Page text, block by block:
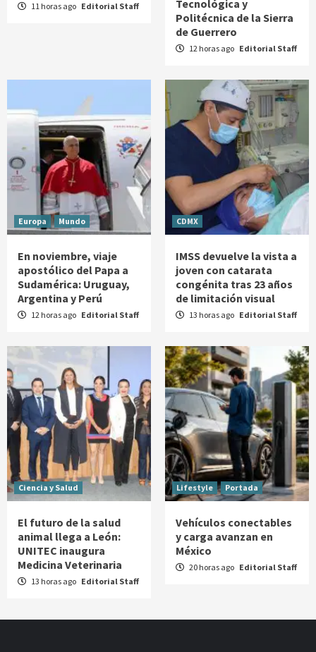
11 horas ago Editorial Staff
Tecnológica y
Politécnica de la Sierra
de Guerrero
12 horas ago Editorial Staff
Europa Mundo
En noviembre, viaje
apostólico del Papa a
Sudamérica: Uruguay,
Argentina y Perú
12 horas ago Editorial Staff
CDMX
IMSS devuelve la vista a
joven con catarata
congénita tras 23 años
de limitación visual
13 horas ago Editorial Staff
Ciencia y Salud
El futuro de la salud
animal llega a León:
UNITEC inaugura
Medicina Veterinaria
13 horas ago Editorial Staff
Lifestyle Portada
Vehículos conectables
y carga avanzan en
México
20 horas ago Editorial Staff